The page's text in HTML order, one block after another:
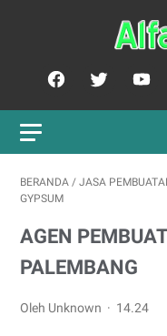
BERANDA / JASA
GYPSUM
AGEN
PALEMBANG
Oleh Unknown 14.24